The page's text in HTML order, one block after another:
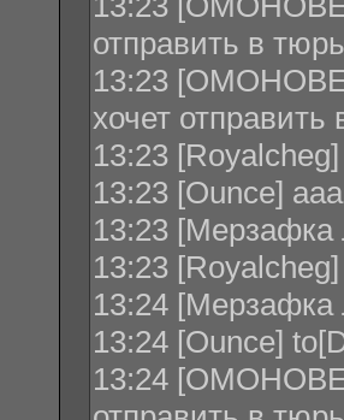
отправить в
13:23
xочет
13:23
13:23 [Ounce]
13:23 [Мерзафка
13:23
13:24 [Мерзафка
13:24 [Ounce]
13:24